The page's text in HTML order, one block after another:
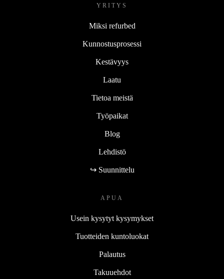
YRITYS
Miksi refurbed
Kunnostusprosessi
Kestävyys
Laatu
Tietoa meistä
Työpaikat
Blog
Lehdistö
↪ Suunnittelu
APUA
Usein kysytyt kysymykset
Tuotteiden kuntoluokat
Palautus
Takuuehdot